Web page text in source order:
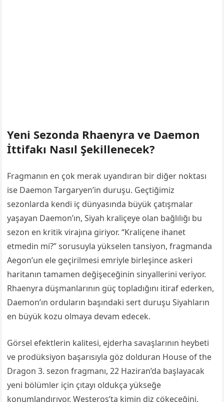
Yeni Sezonda Rhaenyra ve Daemon
İttifakı Nasıl Şekillenecek?
Fragmanın en çok merak uyandıran bir diğer noktası
ise Daemon Targaryen’in duruşu. Geçtiğimiz
sezonlarda kendi iç dünyasında büyük çatışmalar
yaşayan Daemon’ın, Siyah kraliçeye olan bağlılığı bu
sezon en kritik virajına giriyor. “Kraliçene ihanet
etmedin mi?” sorusuyla yükselen tansiyon, fragmanda
Aegon’un ele geçirilmesi emriyle birleşince askeri
haritanın tamamen değişeceğinin sinyallerini veriyor.
Rhaenyra düşmanlarının güç topladığını itiraf ederken,
Daemon’ın orduların başındaki sert duruşu Siyahların
en büyük kozu olmaya devam edecek.
Görsel efektlerin kalitesi, ejderha savaşlarının heybeti
ve prodüksiyon başarısıyla göz dolduran House of the
Dragon 3. sezon fragmanı, 22 Haziran’da başlayacak
yeni bölümler için çıtayı oldukça yükseğe
konumlandırıyor. Westeros’ta kimin diz çökeceğini,